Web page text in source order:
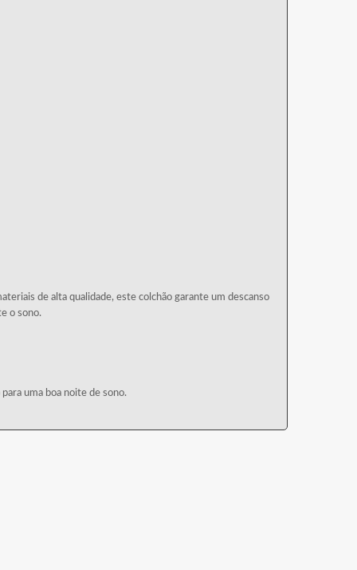
de alta qualidade, este colchão garante um descanso
o sono.
uma boa noite de sono.